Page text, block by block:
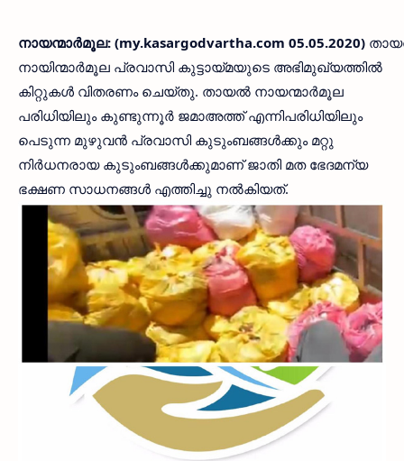
നായന്മാര്‍മൂല: (my.kasargodvartha.com 05.05.2020)
നായിന്മാര്‍മൂല പ്രവാസി കുട്ടായ്മയുടെ അഭിമുഖ്യത്തില്‍
കിറ്റുകള്‍ വിതരണം ചെയ്തു. തായല്‍ നായന്മാര്‍മൂല
പരിധിയിലും കുണ്ടുന്നൂര്‍ ജമാഅത്ത് എന്നിപരിധിയിലും
പെടുന്ന മുഴുവന്‍ പ്രവാസി കുടുംബങ്ങള്‍ക്കും മറ്റു
നിര്‍ധനരായ കുടുംബങ്ങള്‍ക്കുമാണ് ജാതി മത ഭേദമന്യ
ഭക്ഷണ സാധനങ്ങള്‍ എത്തിച്ചു നല്‍കിയത്.